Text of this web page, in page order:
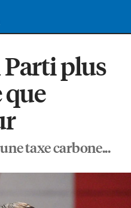
plus
que
taxe carbone...